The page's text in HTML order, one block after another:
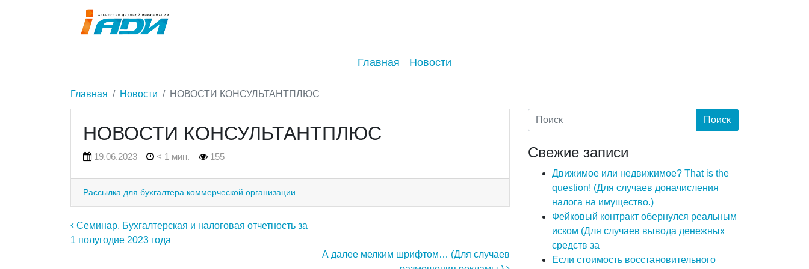
Главная Новости
Главная Новости НОВОСТИ КОНСУЛЬТАНТПЛЮС
НОВОСТИ КОНСУЛЬТАНТПЛЮС
19.06.2023 < 1 мин. 155
Рассылка для бухгалтера коммерческой организации
Навигация по записям
Семинар. Бухгалтерская и налоговая отчетность за
1 полугодие 2023 года
А далее мелким шрифтом… (Для случаев
Свежие записи
Движимое или недвижимое? That is the
question! (Для случаев доначисления
налога на имущество.)
Фейковый контракт обернулся реальным
иском (Для случаев вывода денежных
средств за
Если стоимость восстановительного